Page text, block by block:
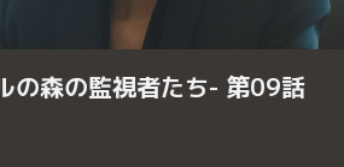
の森の監視者たち- 第09話